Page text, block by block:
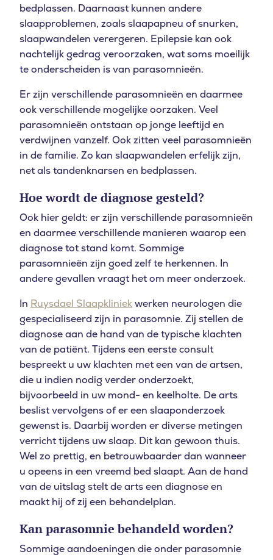
bedplassen. Daarnaast kunnen andere
slaapproblemen, zoals slaapapneu of snurken,
slaapwandelen verergeren. Epilepsie kan ook
nachtelijk gedrag veroorzaken, wat soms moeilijk
te onderscheiden is van parasomnieën.
Er zijn verschillende parasomnieën en daarmee
ook verschillende mogelijke oorzaken. Veel
parasomnieën ontstaan op jonge leeftijd en
verdwijnen vanzelf. Ook zitten veel parasomnieën
in de familie. Zo kan slaapwandelen erfelijk zijn,
net als tandenknarsen en bedplassen.
Hoe wordt de diagnose gesteld?
Ook hier geldt: er zijn verschillende parasomnieën
en daarmee verschillende manieren waarop een
diagnose tot stand komt. Sommige
parasomnieën zijn goed zelf te herkennen. In
andere gevallen vraagt het om meer onderzoek.
In Ruysdael Slaapkliniekwerken neurologen die
gespecialiseerd zijn in parasomnie. Zij stellen de
diagnose aan de hand van de typische klachten
van de patiënt. Tijdens een eerste consult
bespreekt u uw klachten met een van de artsen,
die u indien nodig verder onderzoekt,
bijvoorbeeld in uw mond- en keelholte. De arts
beslist vervolgens of er een slaaponderzoek
gewenst is. Daarbij worden er diverse metingen
verricht tijdens uw slaap. Dit kan gewoon thuis.
Wel zo prettig, en betrouwbaarder dan wanneer
u opeens in een vreemd bed slaapt. Aan de hand
van de uitslag stelt de arts een diagnose en
maakt hij of zij een behandelplan.
Kan parasomnie behandeld worden?
Sommige aandoeningen die onder parasomnie